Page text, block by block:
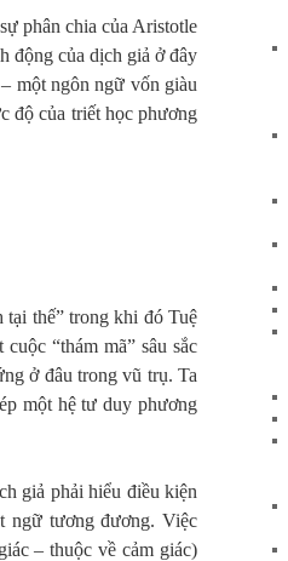
phân chia của Aristotle
động của dịch giả ở đây
một ngôn ngữ vốn giàu
độ của triết học phương
thế” trong khi đó Tuệ
“thám mã” sâu sắc
ở đâu trong vũ trụ. Ta
một hệ tư duy phương
giả phải hiểu điều kiện
ngữ tương đương. Việc
– thuộc về cảm giác)